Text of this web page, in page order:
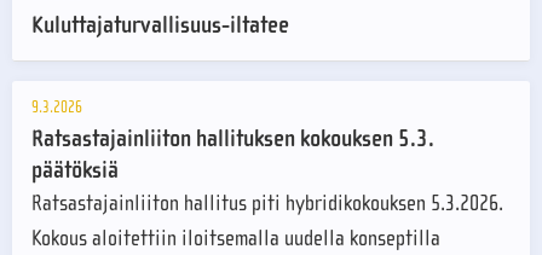
Kuluttajaturvallisuus-iltatee
9.3.2026
Ratsastajainliiton hallituksen kokouksen 5.3.
päätöksiä
Ratsastajainliiton hallitus piti hybridikokouksen 5.3.2026.
Kokous aloitettiin iloitsemalla uudella konseptilla